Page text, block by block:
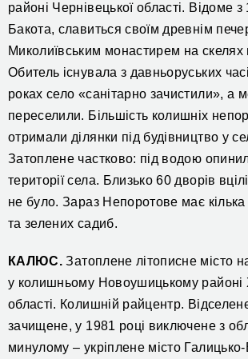
районі Чернівецької області. Відоме з
Бакота, славиться своїм древнім
Миколиївським монастирем на скелях
Обитель існувала з давньоруських
роках село «санітарно зачистили», а
переселили. Більшість колишніх
отримали ділянки під будівництво у
Затоплене частково: під водою
території села. Близько 60 дворів
не було. Зараз Непоротове має кілька
та зелених садиб.
КАЛЮС. Затоплене літописне місто
у колишньому Новоушицькому районі
області. Колишній райцентр.
зачищене, у 1981 році виключене з
минулому – укріплене місто Галицько-